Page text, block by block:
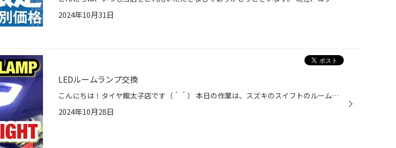
2024年10月31日
LEDルームランプ交換
こんにちは！タイヤ館太子店です（＾＾） 本日の作業は、スズキのスイフトのルームランプを スフィアライト製のLEDに交換致しました。 車種専用設計でサイズもピッタリ！ 明るさも電球に比べものにならないくらい明るくなりました。 『タイヤ館 太子店 の セール情報!!』 ↓ ↓ ↓ ↓ ↓ 『愛車リフレッ...
2024年10月28日